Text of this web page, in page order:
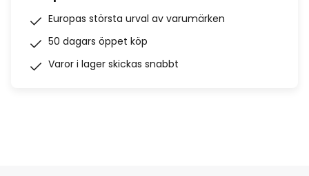
Europas största urval av varumärken
50 dagars öppet köp
Varor i lager skickas snabbt